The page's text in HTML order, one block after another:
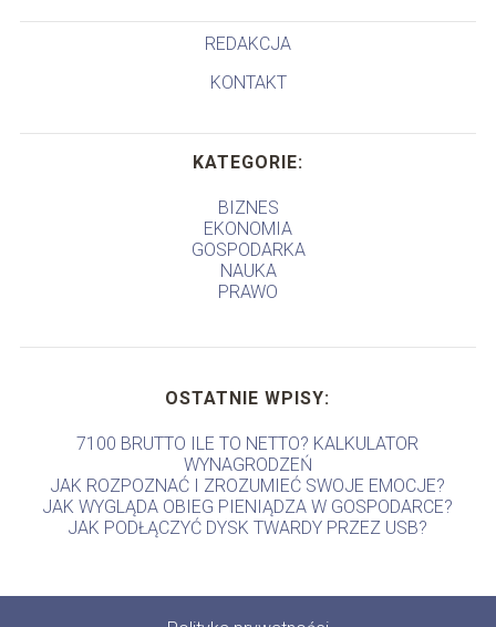
REDAKCJA
KONTAKT
KATEGORIE:
BIZNES
EKONOMIA
GOSPODARKA
NAUKA
PRAWO
OSTATNIE WPISY:
7100 BRUTTO ILE TO NETTO? KALKULATOR
WYNAGRODZEŃ
JAK ROZPOZNAĆ I ZROZUMIEĆ SWOJE EMOCJE?
JAK WYGLĄDA OBIEG PIENIĄDZA W GOSPODARCE?
JAK PODŁĄCZYĆ DYSK TWARDY PRZEZ USB?